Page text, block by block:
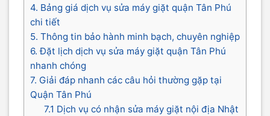
4. Bảng giá dịch vụ sửa máy giặt quận Tân Phú
chi tiết
5. Thông tin bảo hành minh bạch, chuyên nghiệp
6. Đặt lịch dịch vụ sửa máy giặt quận Tân Phú
nhanh chóng
7. Giải đáp nhanh các câu hỏi thường gặp tại
Quận Tân Phú
7.1 Dịch vụ có nhận sửa máy giặt nội địa Nhật